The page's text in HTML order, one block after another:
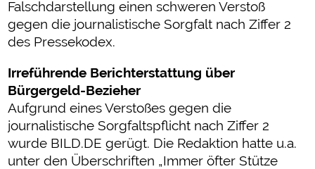
Falschdarstellung einen schweren Verstoß
gegen die journalistische Sorgfalt nach Ziffer 2
des Pressekodex.
Irreführende Berichterstattung über
Bürgergeld-Bezieher
Aufgrund eines Verstoßes gegen die
journalistische Sorgfaltspflicht nach Ziffer 2
wurde BILD.DE gerügt. Die Redaktion hatte u.a.
unter den Überschriften „Immer öfter Stütze